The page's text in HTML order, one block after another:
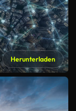
Herunterladen